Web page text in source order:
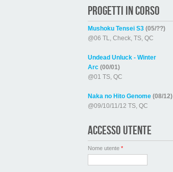
PROGETTI IN CORSO
Mushoku Tensei S3 (05/??)
@06 TL, Check, TS, QC
Undead Unluck - Winter
Arc (00/01)
@01 TS, QC
Naka no Hito Genome (08/12)
@09/10/11/12 TS, QC
ACCESSO UTENTE
Nome utente *